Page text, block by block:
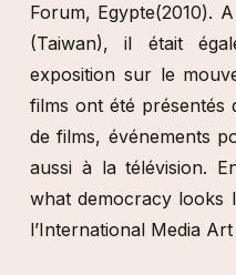
Forum, Egypte(2010).
(Taiwan), il était
exposition sur le
films ont été présentés
de films, événements
aussi à la télévision.
what democracy looks
l’International Media